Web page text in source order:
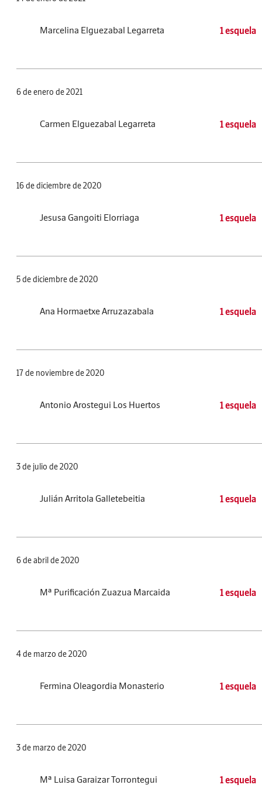
Marcelina Elguezabal Legarreta 1 esquela
6 de enero de 2021
Carmen Elguezabal Legarreta 1 esquela
16 de diciembre de 2020
Jesusa Gangoiti Elorriaga 1 esquela
5 de diciembre de 2020
Ana Hormaetxe Arruzazabala 1 esquela
17 de noviembre de 2020
Antonio Arostegui Los Huertos 1 esquela
3 de julio de 2020
Julián Arritola Galletebeitia 1 esquela
6 de abril de 2020
Mª Purificación Zuazua Marcaida 1 esquela
4 de marzo de 2020
Fermina Oleagordia Monasterio 1 esquela
3 de marzo de 2020
Mª Luisa Garaizar Torrontegui 1 esquela